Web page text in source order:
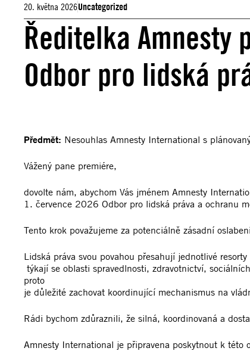
20. května 2026Uncategorized
Ředitelka Amnesty
Odbor pro lidská
Předmět: Nesouhlas Amnesty International s
Vážený pane premiére,
dovolte nám, abychom Vás jménem Amnesty
1. července 2026 Odbor pro lidská práva a ochranu
Tento krok považujeme za potenciálně zásadní
Lidská práva svou povahou přesahují jednotlivé
týkají se oblasti spravedlnosti, zdravotnictví,
proto
je důležité zachovat koordinující mechanismus na
Rádi bychom zdůraznili, že silná, koordinovaná a
Amnesty International je připravena poskytnout k této